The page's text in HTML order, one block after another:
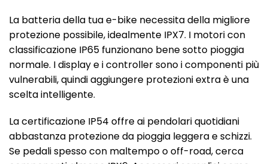
La batteria della tua e-bike necessita della migliore
protezione possibile, idealmente IPX7. I motori con
classificazione IP65 funzionano bene sotto pioggia
normale. I display e i controller sono i componenti più
vulnerabili, quindi aggiungere protezioni extra è una
scelta intelligente.
La certificazione IP54 offre ai pendolari quotidiani
abbastanza protezione da pioggia leggera e schizzi.
Se pedali spesso con maltempo o off-road, cerca